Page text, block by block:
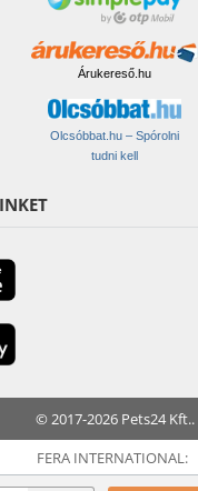
Árukereső.hu
Olcsóbbat.hu – Spórolni
tudni kell
© 2017-2026 Pets24 Kft..
FERA INTERNATIONAL: